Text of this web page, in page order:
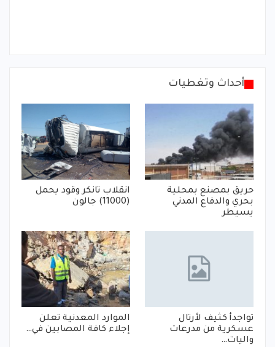
أحداث وتغطيات
حريق بمصنع بمحلية
بحري والدفاع المدني
يسيطر
انقلاب تانكر وقود يحمل
(11000) جالون
تواجدأ كثيف لأرتال
عسكرية من مدرعات
واليات…
الموارد المعدنية تعلن
إجلاء كافة المصابين في…